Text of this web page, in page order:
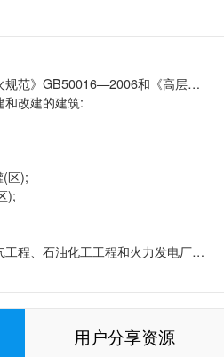
适用范围：原《建筑设计防火规范》GB50016—2006和《高层民用建筑设计防火规范》GB50045—95同时废止。
和改建的建筑:
区);
);
厂与变电站等的建筑防火设计,当有专门的国家标准时,宜从其规定。
用户分享资源